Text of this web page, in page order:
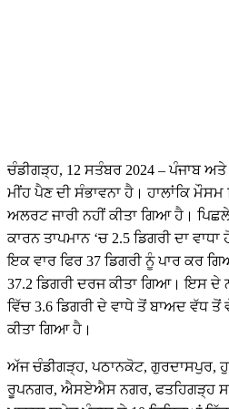
ਚੰਡੀਗੜ੍ਹ, 12 ਸਤੰਬਰ 2024 – ਪੰਜਾਬ
ਮੀਂਹ ਪੈਣ ਦੀ ਸੰਭਾਵਨਾ ਹੈ। ਹਾਲਾਂਕਿ
ਅਲਰਟ ਜਾਰੀ ਨਹੀਂ ਕੀਤਾ ਗਿਆ ਹੈ।
ਕਾਰਨ ਤਾਪਮਾਨ ‘ਚ 2.5 ਡਿਗਰੀ ਦਾ
ਇਕ ਵਾਰ ਫਿਰ 37 ਡਿਗਰੀ ਨੂੰ ਪਾਰ ਕਰ
37.2 ਡਿਗਰੀ ਦਰਜ ਕੀਤਾ ਗਿਆ। ਇਸ ਦੇ
ਵਿੱਚ 3.6 ਡਿਗਰੀ ਦੇ ਵਾਧੇ ਤੋਂ ਬਾਅਦ ਵੱਧ ਤੋਂ
ਕੀਤਾ ਗਿਆ ਹੈ।
ਅੱਜ ਚੰਡੀਗੜ੍ਹ, ਪਠਾਨਕੋਟ, ਗੁਰਦਾਸਪੁਰ,
ਰੂਪਨਗਰ, ਐਸਏਐਸ ਨਗਰ, ਫਤਹਿਗੜ੍ਹ